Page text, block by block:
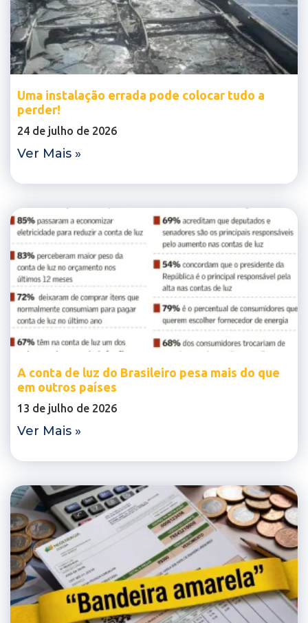
Uma instalação errada pode colocar tudo a
perder!
24 de julho de 2026
Ver Mais »
A conta de luz do Brasileiro pesa mais do que
em outros países
13 de julho de 2026
Ver Mais »